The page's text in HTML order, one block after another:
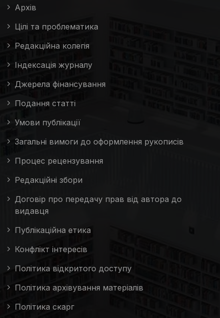
Архів
Цілі та проблематика
Редакційна колегія
Індексація журналу
Джерела фінансування
Подання статті
Умови публікації
Загальні вимоги до оформлення рукописів
Процес рецензування
Редакційні збори
Договір про передачу прав від автора до
видавця
Публікаційна етика
Конфлікт інтересів
Політика відкритого доступу
Політика архівування матеріалів
Політика скарг